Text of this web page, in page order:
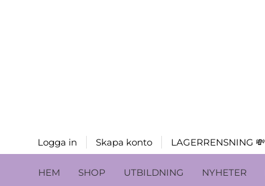
Logga in Skapa konto LAGERRENSNING 💸
HEM SHOP UTBILDNING NYHETER